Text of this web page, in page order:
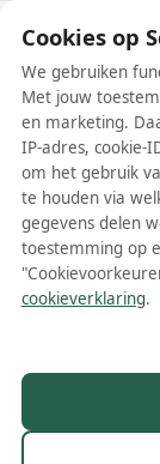
Bally
Meer lezen
Cookies op
We gebruiken
Met jouw
en marketing.
IP-adres, cookie-
om het gebruik
te houden via
gegevens delen
toestemming op
cookieverklaring.